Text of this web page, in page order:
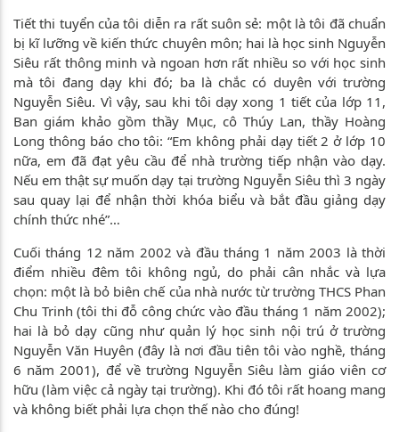
Tiết thi tuyển của tôi diễn ra rất suôn sẻ: một là tôi đã chuẩn
bị kĩ lưỡng về kiến thức chuyên môn; hai là học sinh Nguyễn
Siêu rất thông minh và ngoan hơn rất nhiều so với học sinh
mà tôi đang dạy khi đó; ba là chắc có duyên với trường
Nguyễn Siêu. Vì vậy, sau khi tôi dạy xong 1 tiết của lớp 11,
Ban giám khảo gồm thầy Mục, cô Thúy Lan, thầy Hoàng
Long thông báo cho tôi: “Em không phải dạy tiết 2 ở lớp 10
nữa, em đã đạt yêu cầu để nhà trường tiếp nhận vào dạy.
Nếu em thật sự muốn dạy tại trường Nguyễn Siêu thì 3 ngày
sau quay lại để nhận thời khóa biểu và bắt đầu giảng dạy
chính thức nhé”…
Cuối tháng 12 năm 2002 và đầu tháng 1 năm 2003 là thời
điểm nhiều đêm tôi không ngủ, do phải cân nhắc và lựa
chọn: một là bỏ biên chế của nhà nước từ trường THCS Phan
Chu Trinh (tôi thi đỗ công chức vào đầu tháng 1 năm 2002);
hai là bỏ dạy cũng như quản lý học sinh nội trú ở trường
Nguyễn Văn Huyên (đây là nơi đầu tiên tôi vào nghề, tháng
6 năm 2001), để về trường Nguyễn Siêu làm giáo viên cơ
hữu (làm việc cả ngày tại trường). Khi đó tôi rất hoang mang
và không biết phải lựa chọn thế nào cho đúng!